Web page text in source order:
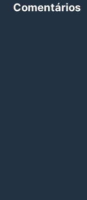
Comentários